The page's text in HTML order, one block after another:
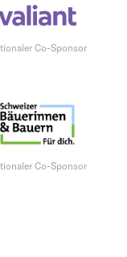
Co-Sponsor
Co-Sponsor